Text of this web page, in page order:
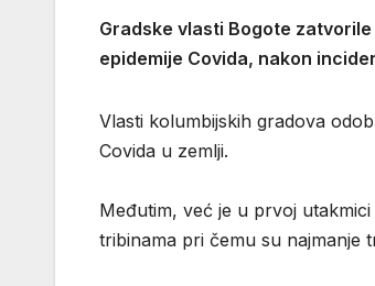
Gradske vlasti Bogote
epidemije Covida, nakon
Vlasti kolumbijskih gradova
Covida u zemlji.
Međutim, već je u prvoj
tribinama pri čemu su najmanje